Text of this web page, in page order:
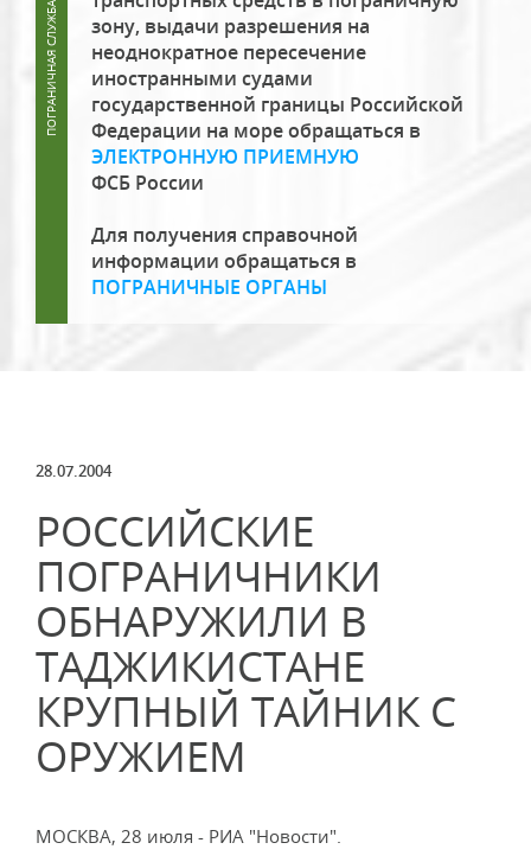
зону, выдачи разрешения на
неоднократное пересечение
иностранными судами
государственной границы Российской
Федерации на море обращаться в
ЭЛЕКТРОННУЮ ПРИЕМНУЮ
ФСБ России
Для получения справочной
информации обращаться в
ПОГРАНИЧНЫЕ ОРГАНЫ
28.07.2004
РОССИЙСКИЕ
ПОГРАНИЧНИКИ
ОБНАРУЖИЛИ В
ТАДЖИКИСТАНЕ
КРУПНЫЙ ТАЙНИК С
ОРУЖИЕМ
МОСКВА, 28 июля - РИА "Новости".